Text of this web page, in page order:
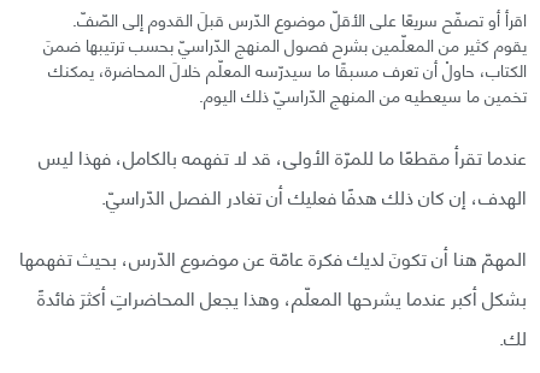
اقرأ أو تصفّح سريعًا على الأقلّ موضوع الدّرس قبلَ القدوم إلى الصّفّ.
يقوم كثير من المعلّمين بشرح فصول المنهج الدّراسيّ بحسب ترتيبها ضمنَ
الكتاب، حاولْ أن تعرف مسبقًا ما سيدرّسه المعلّم خلالَ المحاضرة، يمكنك
تخمين ما سيعطيه من المنهج الدّراسيّ ذلك اليوم.
عندما تقرأ مقطعًا ما للمرّة الأولى، قد لا تفهمه بالكامل، فهذا ليس
الهدف، إن كان ذلك هدفًا فعليك أن تغادر الفصل الدّراسيّ.
المهمّ هنا أن تكونَ لديك فكرة عامّة عن موضوع الدّرس، بحيث تفهمها
بشكل أكبر عندما يشرحها المعلّم، وهذا يجعل المحاضراتِ أكثرَ فائدةً
لك.